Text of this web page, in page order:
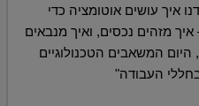
איך עושים אוטומציה כדי
– איך מזהים נכסים, ואיך מנבאים
המשאבים הטכנולוגיים
העבודה"